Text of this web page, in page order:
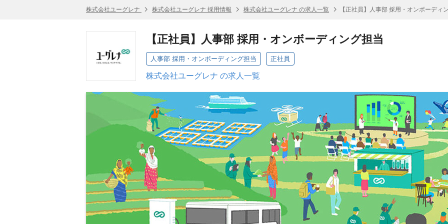
株式会社ユーグレナ 株式会社ユーグレナ 採用情報 株式会社ユーグレナ の求人一覧 【正社員】人事部 採用・オンボーディ
【正社員】人事部 採用・オンボーディング担当
人事部 採用・オンボーディング担当 正社員
株式会社ユーグレナ の求人一覧